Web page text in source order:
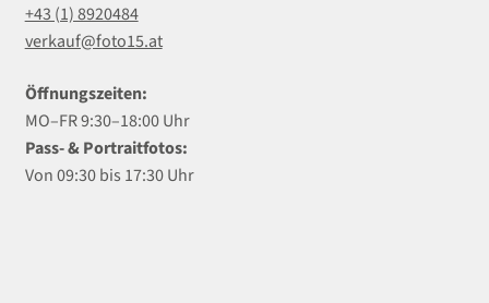
+43 (1) 8920484
verkauf@foto15.at
Öffnungszeiten:
MO–FR 9:30–18:00 Uhr
Pass- & Portraitfotos:
Von 09:30 bis 17:30 Uhr